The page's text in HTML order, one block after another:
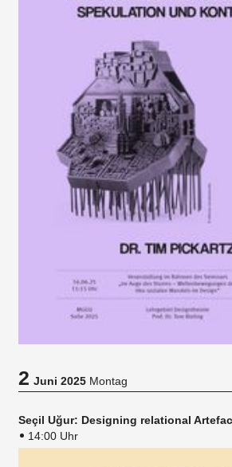
2Juni 2025 Montag
Seçil Uğur: Designing relational
14:00 Uhr